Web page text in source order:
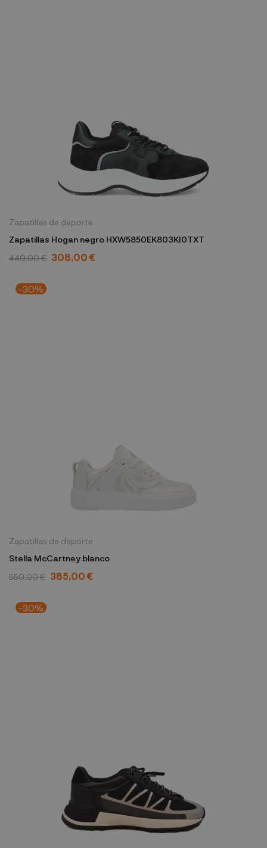
Zapatillas de deporte
Zapatillas Hogan negro HXW5850EK803KI0TXT
440,00 € 308,00 €
-30%
Zapatillas de deporte
Stella McCartney blanco
550,00 € 385,00 €
-30%